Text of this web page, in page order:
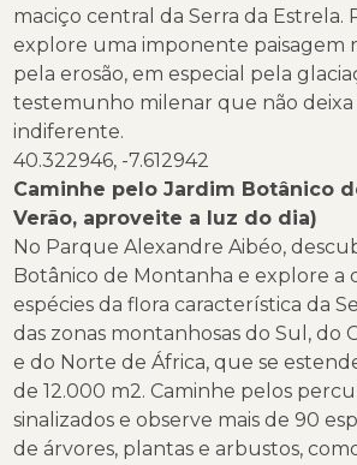
maciço central da Serra da Estrela.
explore uma imponente paisagem
pela erosão, em especial pela
testemunho milenar que não
indiferente.
40.322946, -7.612942
Caminhe pelo Jardim Botânico
Verão, aproveite a luz do dia)
No Parque Alexandre Aibéo,
Botânico de Montanha e explore a
espécies da flora característica da
das zonas montanhosas do Sul, do
e do Norte de África, que se
de 12.000 m2. Caminhe pelos
sinalizados e observe mais de 90
de árvores, plantas e arbustos,